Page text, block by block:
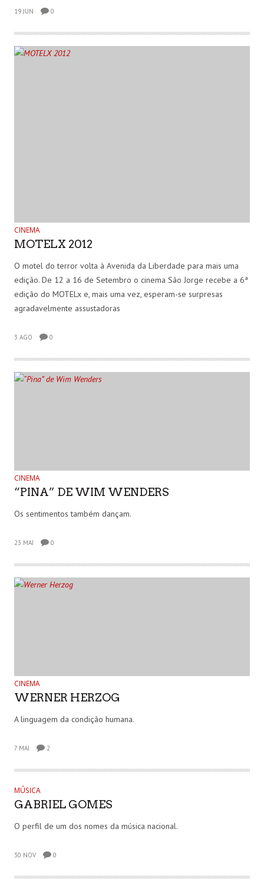
19 JUN 0
CINEMA
MOTELX 2012
O motel do terror volta à Avenida da Liberdade para mais uma
edição. De 12 a 16 de Setembro o cinema São Jorge recebe a 6ª
edição do MOTELx e, mais uma vez, esperam-se surpresas
agradavelmente assustadoras
3 AGO 0
CINEMA
“PINA” DE WIM WENDERS
Os sentimentos também dançam.
23 MAI 0
CINEMA
WERNER HERZOG
A linguagem da condição humana.
7 MAI 2
MÚSICA
GABRIEL GOMES
O perfil de um dos nomes da música nacional.
30 NOV 0